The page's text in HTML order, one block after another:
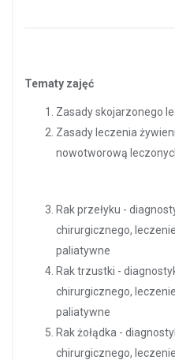
Tematy zajęć
Zasady skojarzonego
Zasady leczenia
nowotworową
Rak przełyku -
chirurgicznego,
paliatywne
Rak trzustki -
chirurgicznego,
paliatywne
Rak żołądka -
chirurgicznego,